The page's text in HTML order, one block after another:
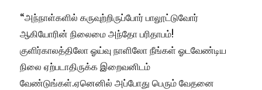
“அந்நாள்களில் கருவுற்றிருப்போர் பாலூட்டுவோர்
ஆகியோரின் நிலைமை அந்தோ பரிதாபம்!
குளிர்காலத்திலோ ஓய்வு நாளிலோ நீங்கள் ஓடவேண்டிய
நிலை ஏற்படாதிருக்க இறைவனிடம்
வேண்டுங்கள்.ஏனெனில் அப்போது பெரும் வேதனை